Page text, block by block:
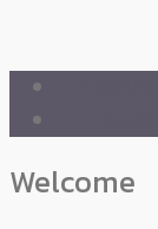
Welcome